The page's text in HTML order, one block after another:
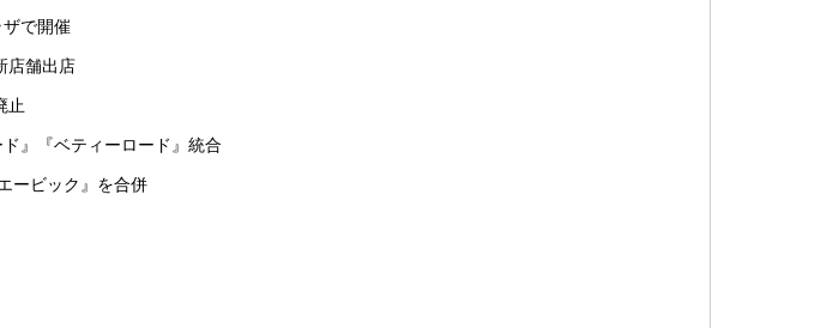
で開催
店舗出店
止
』『ベティーロード』統合
ービック』を合併